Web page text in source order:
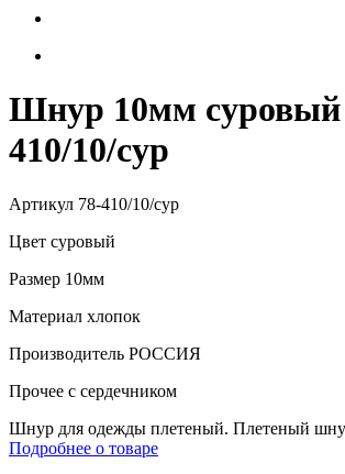
Шнур 10мм суровый
410/10/сур
Артикул 78-410/10/сур
Цвет суровый
Размер 10мм
Материал хлопок
Производитель РОССИЯ
Прочее с сердечником
Шнур для одежды плетеный. Плетеный
Подробнее о товаре